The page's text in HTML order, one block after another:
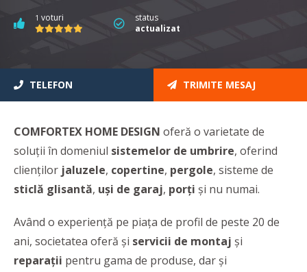
1 voturi
status
actualizat
TELEFON TRIMITE MESAJ
COMFORTEX HOME DESIGN oferă o varietate de
soluții în domeniul sistemelor de umbrire, oferind
clienților jaluzele, copertine, pergole, sisteme de
sticlă glisantă, uși de garaj, porți și nu numai.
Având o experiență pe piața de profil de peste 20 de
ani, societatea oferă și servicii de montaj și
reparații pentru gama de produse, dar și